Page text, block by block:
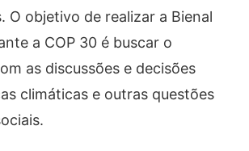
O objetivo de realizar a Bienal
a COP 30 é buscar o
as discussões e decisões
climáticas e outras questões